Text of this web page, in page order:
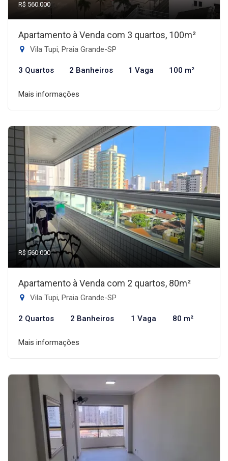
R$ 560.000
Apartamento à Venda com 3 quartos, 100m²
Vila Tupi, Praia Grande-SP
3 Quartos 2 Banheiros 1 Vaga 100 m²
Mais informações
R$ 560.000
Apartamento à Venda com 2 quartos, 80m²
Vila Tupi, Praia Grande-SP
2 Quartos 2 Banheiros 1 Vaga 80 m²
Mais informações